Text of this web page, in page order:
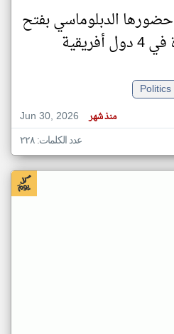
الدبلوماسي بفتح
Politics
Jun 30, 2026
منذ شهر
عدد الكلمات: ٢٢٨